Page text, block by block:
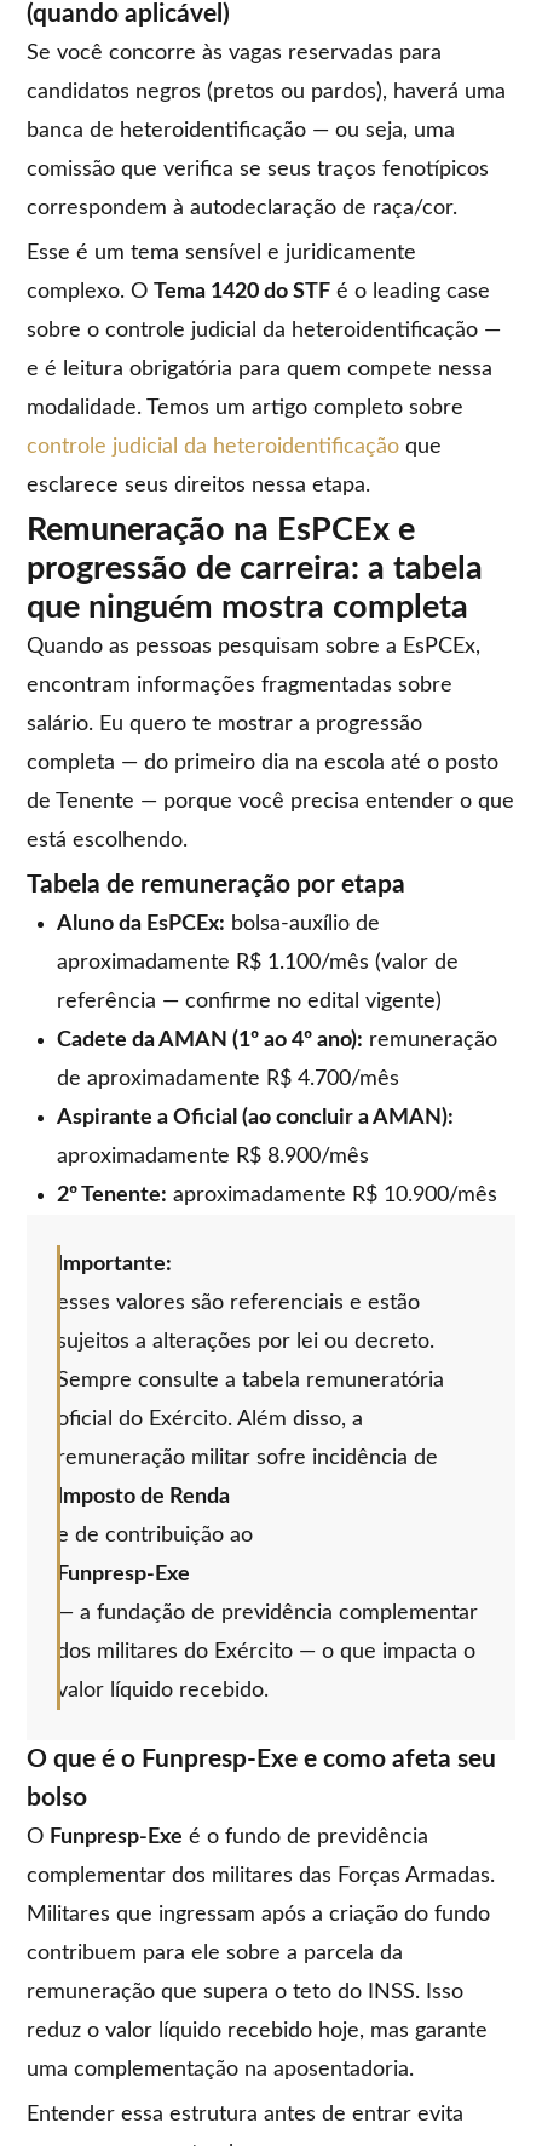
(quando aplicável)
Se você concorre às vagas reservadas para
candidatos negros (pretos ou pardos), haverá uma
banca de heteroidentificação — ou seja, uma
comissão que verifica se seus traços fenotípicos
correspondem à autodeclaração de raça/cor.
Esse é um tema sensível e juridicamente
complexo. OTema 1420 do STF é o leading case
sobre o controle judicial da heteroidentificação —
e é leitura obrigatória para quem compete nessa
modalidade. Temos um artigo completo sobre
controle judicial da heteroidentificação que
esclarece seus direitos nessa etapa.
Remuneração na EsPCEx e
progressão de carreira: a tabela
que ninguém mostra completa
Quando as pessoas pesquisam sobre a EsPCEx,
encontram informações fragmentadas sobre
salário. Eu quero te mostrar a progressão
completa — do primeiro dia na escola até o posto
de Tenente — porque você precisa entender o que
está escolhendo.
Tabela de remuneração por etapa
Aluno da EsPCEx: bolsa-auxílio de
aproximadamente R$ 1.100/mês (valor de
referência — confirme no edital vigente)
Cadete da AMAN (1º ao 4º ano): remuneração
de aproximadamente R$ 4.700/mês
Aspirante a Oficial (ao concluir a AMAN):
aproximadamente R$ 8.900/mês
2º Tenente: aproximadamente R$ 10.900/mês
Importante:
esses valores são referenciais e estão
sujeitos a alterações por lei ou decreto.
Sempre consulte a tabela remuneratória
oficial do Exército. Além disso, a
remuneração militar sofre incidência de
Imposto de Renda
e de contribuição ao
Funpresp-Exe
— a fundação de previdência complementar
dos militares do Exército — o que impacta o
valor líquido recebido.
O que é o Funpresp-Exe e como afeta seu
bolso
O Funpresp-Exe é o fundo de previdência
complementar dos militares das Forças Armadas.
Militares que ingressam após a criação do fundo
contribuem para ele sobre a parcela da
remuneração que supera o teto do INSS. Isso
reduz o valor líquido recebido hoje, mas garante
uma complementação na aposentadoria.
Entender essa estrutura antes de entrar evita